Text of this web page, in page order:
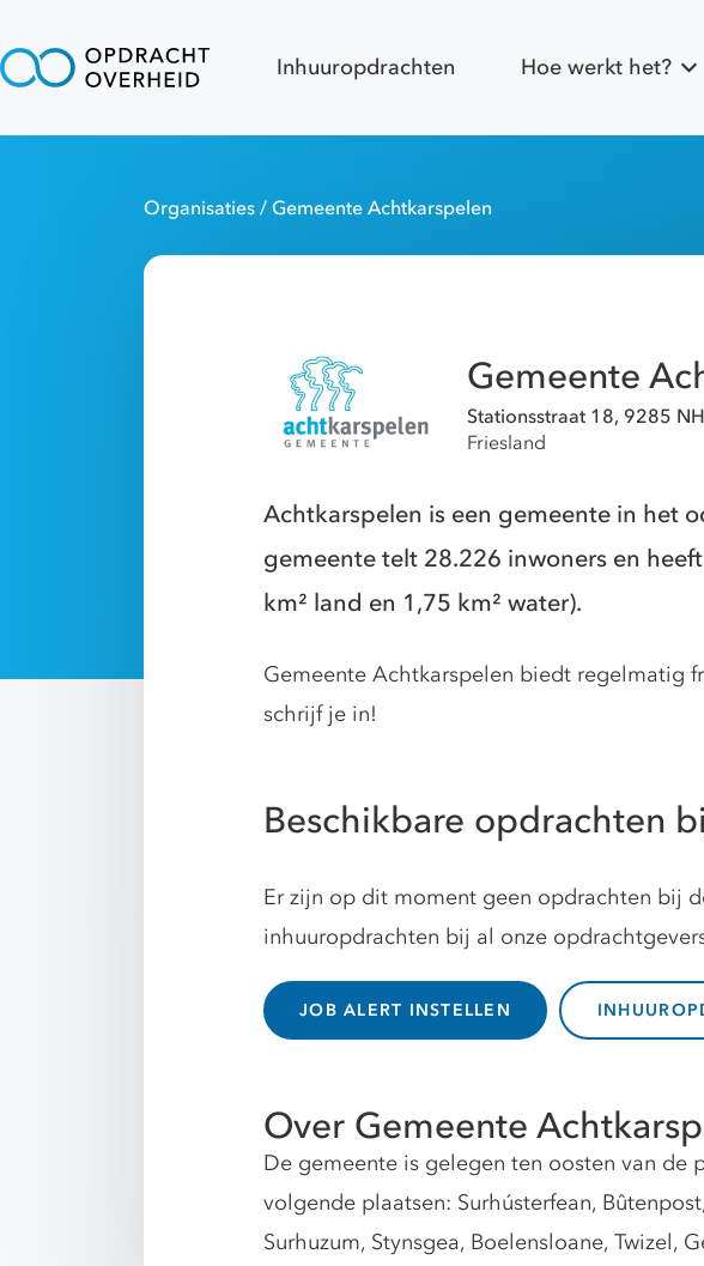
Inhuuropdrachten Hoe werkt het?
Organisaties/ Gemeente Achtkarspelen
Gemeente
Stationsstraat 18, 9285
Friesland
Achtkarspelen is een gemeente in het
gemeente telt 28.226 inwoners en
km² land en 1,75 km² water).
Gemeente Achtkarspelen biedt regelmatig
schrijf je in!
Beschikbare opdrachten
Er zijn op dit moment geen opdrachten bij
inhuuropdrachten bij al onze
JOB ALERT INSTELLEN
Over Gemeente
De gemeente is gelegen ten oosten van de
volgende plaatsen: Surhústerfean,
Surhuzum, Stynsgea, Boelensloane, Twizel,